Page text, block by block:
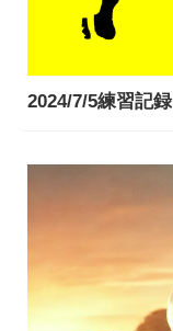
2024/7/5練習記録